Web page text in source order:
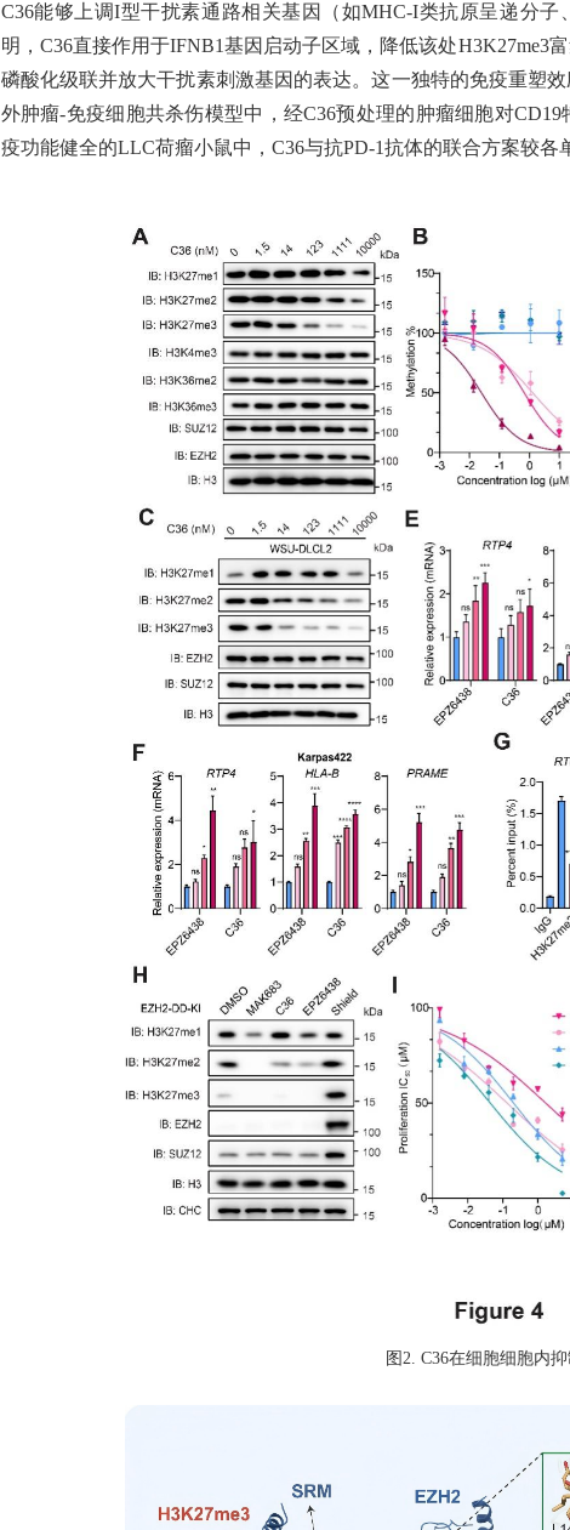
C36能够上调I型干扰素通路相关基因（如MHC-I类抗原呈递分
明，C36直接作用于IFNB1基因启动子区域，降低该处H3K27me3
磷酸化级联并放大干扰素刺激基因的表达。这一独特的免疫重塑
外肿瘤-免疫细胞共杀伤模型中，经C36预处理的肿瘤细胞对
疫功能健全的LLC荷瘤小鼠中，C36与抗PD-1抗体的联合方案较各
图 2. C36在细胞细胞内抑